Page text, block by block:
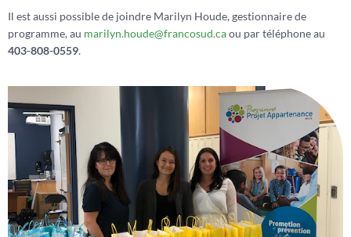
Il est aussi possible de joindre Marilyn Houde, gestionnaire de
programme, au marilyn.houde@francosud.caou par téléphone au
403-808-0559.